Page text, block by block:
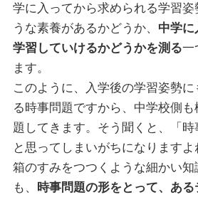
学に入ってから求められる学習姿
うな素養があるかどうか、 中学に
学習していけるかどうかを測る一
ます。
このように、入学後の学習姿勢に
る時事問題ですから、中学校側
題してきます。そう聞くと、「時
と思ってしまいがちになります
箱のすみをつつくような細かい知
も、
時事問題の形をとって、あ